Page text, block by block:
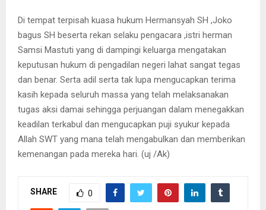
Di tempat terpisah kuasa hukum Hermansyah SH ,Joko
bagus SH beserta rekan selaku pengacara ,istri herman
Samsi Mastuti yang di dampingi keluarga mengatakan
keputusan hukum di pengadilan negeri lahat sangat tegas
dan benar. Serta adil serta tak lupa mengucapkan terima
kasih kepada seluruh massa yang telah melaksanakan
tugas aksi damai sehingga perjuangan dalam menegakkan
keadilan terkabul dan mengucapkan puji syukur kepada
Allah SWT yang mana telah mengabulkan dan memberikan
kemenangan pada mereka hari. (uj /Ak)
SHARE 0